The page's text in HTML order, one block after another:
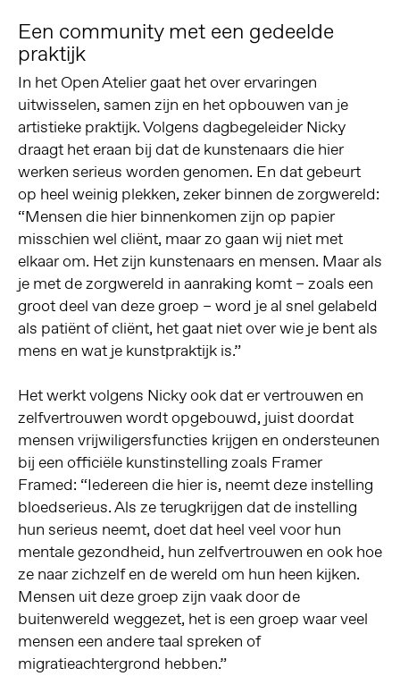
Een community met een gedeelde
praktijk
In het Open Atelier gaat het over ervaringen
uitwisselen, samen zijn en het opbouwen van je
artistieke praktijk. Volgens dagbegeleider Nicky
draagt het eraan bij dat de kunstenaars die hier
werken serieus worden genomen. En dat gebeurt
op heel weinig plekken, zeker binnen de zorgwereld:
“Mensen die hier binnenkomen zijn op papier
misschien wel cliënt, maar zo gaan wij niet met
elkaar om. Het zijn kunstenaars en mensen. Maar als
je met de zorgwereld in aanraking komt – zoals een
groot deel van deze groep – word je al snel gelabeld
als patiënt of cliënt, het gaat niet over wie je bent als
mens en wat je kunstpraktijk is.”
Het werkt volgens Nicky ook dat er vertrouwen en
zelfvertrouwen wordt opgebouwd, juist doordat
mensen vrijwiligersfuncties krijgen en ondersteunen
bij een officiële kunstinstelling zoals Framer
Framed: “Iedereen die hier is, neemt deze instelling
bloedserieus. Als ze terugkrijgen dat de instelling
hun serieus neemt, doet dat heel veel voor hun
mentale gezondheid, hun zelfvertrouwen en ook hoe
ze naar zichzelf en de wereld om hun heen kijken.
Mensen uit deze groep zijn vaak door de
buitenwereld weggezet, het is een groep waar veel
mensen een andere taal spreken of
migratieachtergrond hebben.”